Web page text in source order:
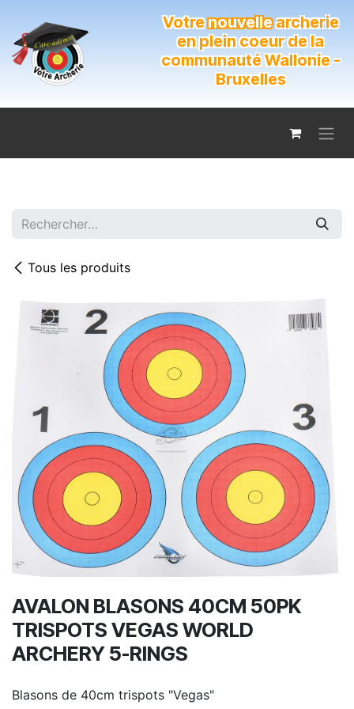
Votrenouvellearcherie
en plein coeur de la
communauté Wallonie -
Bruxelles
Tous les produits
AVALON BLASONS 40CM 50PK
TRISPOTS VEGAS WORLD
ARCHERY 5-RINGS
Blasons de 40cm trispots "Vegas"